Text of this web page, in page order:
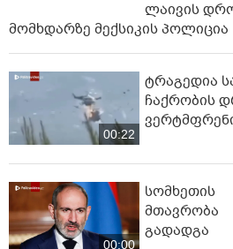
ლაივის
მომხდარზე მექსიკის პოლიცია
00:22
ტრაგედია
ჩაქრობის
00:00
სომხეთის
მთავრობა
გადადგა